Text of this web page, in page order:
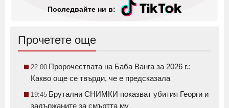
Последвайте ни в:
Прочетете още
22:00 Пророчествата на Баба Ванга за 2026 г.:
Какво още се твърди, че е предсказала
19:45 Брутални СНИМКИ показват убития Георги и
задържаните за смъртта му